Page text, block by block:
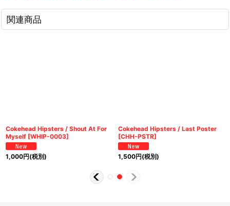
関連商品
Cokehead Hipsters / Shout At For
Myself [WHIP-0003]
1,000円(税別)
Cokehead Hipsters / Last Poster
[CHH-PSTR]
1,500円(税別)